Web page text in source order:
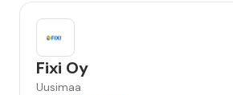
Fixi Oy
Uusimaa